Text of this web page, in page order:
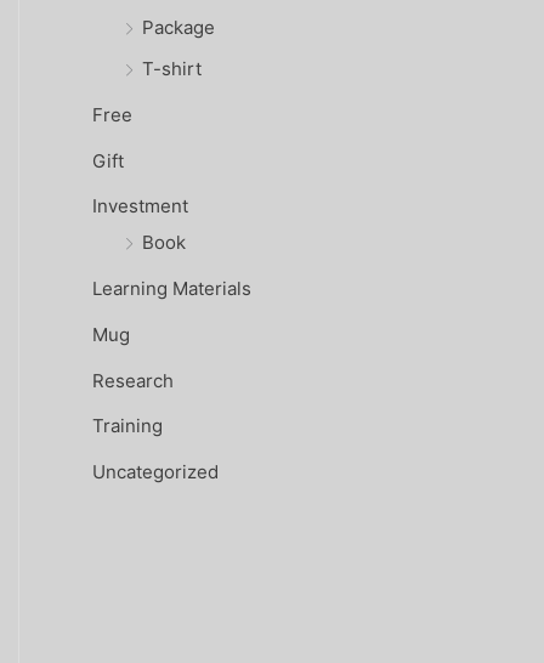
Package
T-shirt
Free
Gift
Investment
Book
Learning Materials
Mug
Research
Training
Uncategorized